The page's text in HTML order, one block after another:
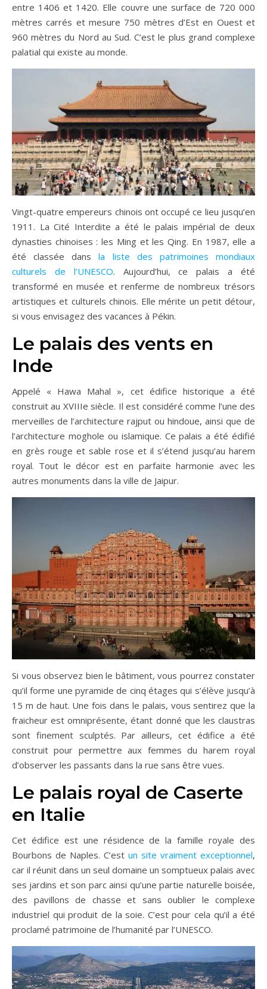
entre 1406 et 1420. Elle couvre une surface de 720 000
mètres carrés et mesure 750 mètres d’Est en Ouest et
960 mètres du Nord au Sud. C’est le plus grand complexe
palatial qui existe au monde.
Vingt-quatre empereurs chinois ont occupé ce lieu jusqu’en
1911. La Cité Interdite a été le palais impérial de deux
dynasties chinoises : les Ming et les Qing. En 1987, elle a
été classée dansla liste des patrimoines mondiaux
culturels de l’UNESCO. Aujourd’hui, ce palais a été
transformé en musée et renferme de nombreux trésors
artistiques et culturels chinois. Elle mérite un petit détour,
si vous envisagez des vacances à Pékin.
Le palais des vents en
Inde
Appelé « Hawa Mahal », cet édifice historique a été
construit au XVIIIe siècle. Il est considéré comme l’une des
merveilles de l’architecture rajput ou hindoue, ainsi que de
l’architecture moghole ou islamique. Ce palais a été édifié
en grès rouge et sable rose et il s’étend jusqu’au harem
royal. Tout le décor est en parfaite harmonie avec les
autres monuments dans la ville de Jaipur.
Si vous observez bien le bâtiment, vous pourrez constater
qu’il forme une pyramide de cinq étages qui s’élève jusqu’à
15 m de haut. Une fois dans le palais, vous sentirez que la
fraicheur est omniprésente, étant donné que les claustras
sont finement sculptés. Par ailleurs, cet édifice a été
construit pour permettre aux femmes du harem royal
d’observer les passants dans la rue sans être vues.
Le palais royal de Caserte
en Italie
Cet édifice est une résidence de la famille royale des
Bourbons de Naples. C’est un site vraiment exceptionnel,
car il réunit dans un seul domaine un somptueux palais avec
ses jardins et son parc ainsi qu’une partie naturelle boisée,
des pavillons de chasse et sans oublier le complexe
industriel qui produit de la soie. C’est pour cela qu’il a été
proclamé patrimoine de l’humanité par l’UNESCO.